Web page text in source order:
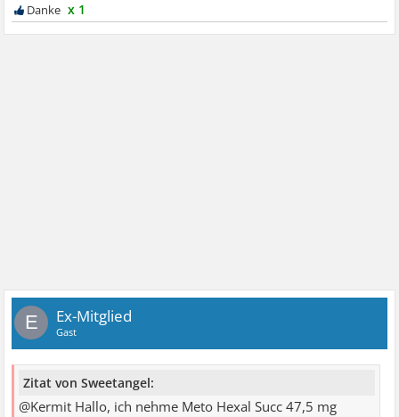
x 1
E Ex-Mitglied
Gast
Zitat von Sweetangel:
@Kermit Hallo, ich nehme Meto Hexal Succ 47,5 mg